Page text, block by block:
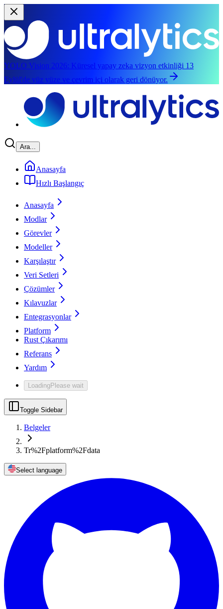
YOLO Vision 2026: Küresel yapay zeka vizyon etkinliği 13
Eylül'de yüz yüze ve çevrim içi olarak geri dönüyor.
Ara...
Anasayfa
Hızlı Başlangıç
Anasayfa
Modlar
Görevler
Modeller
Karşılaştır
Veri Setleri
Çözümler
Kılavuzlar
Entegrasyonlar
Platform
Rust Çıkarımı
Referans
Yardım
LoadingPlease wait
Toggle Sidebar
Belgeler
Tr%2Fplatform%2Fdata
Select language